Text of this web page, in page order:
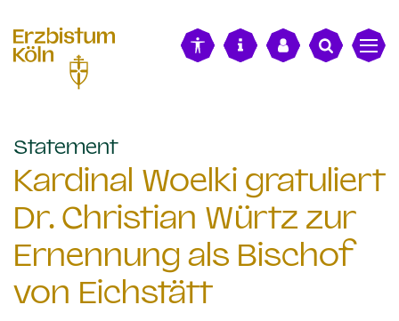
Statement:
Kardinal Woelki gratuliert
Dr. Christian Würtz zur
Ernennung als Bischof
von Eichstätt